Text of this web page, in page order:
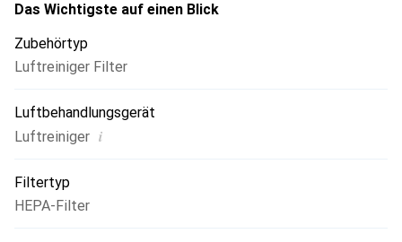
Das Wichtigste auf einen Blick
Zubehörtyp
Luftreiniger Filter
Luftbehandlungsgerät
Luftreiniger i
Filtertyp
HEPA-Filter